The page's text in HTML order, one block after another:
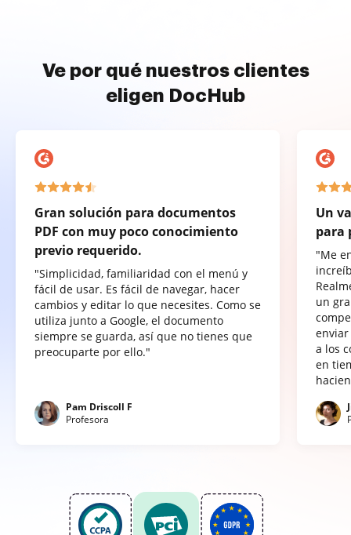
Ve por qué nuestros clientes
eligen DocHub
Gran solución para documentos
PDF con muy poco conocimiento
previo requerido.
"Simplicidad, familiaridad con el menú y
fácil de usar. Es fácil de navegar, hacer
cambios y editar lo que necesites. Como se
utiliza junto a Google, el documento
siempre se guarda, así que no tienes que
preocuparte por ello."
Pam Driscoll F
Profesora
Un
para
"Me
un
a los
en